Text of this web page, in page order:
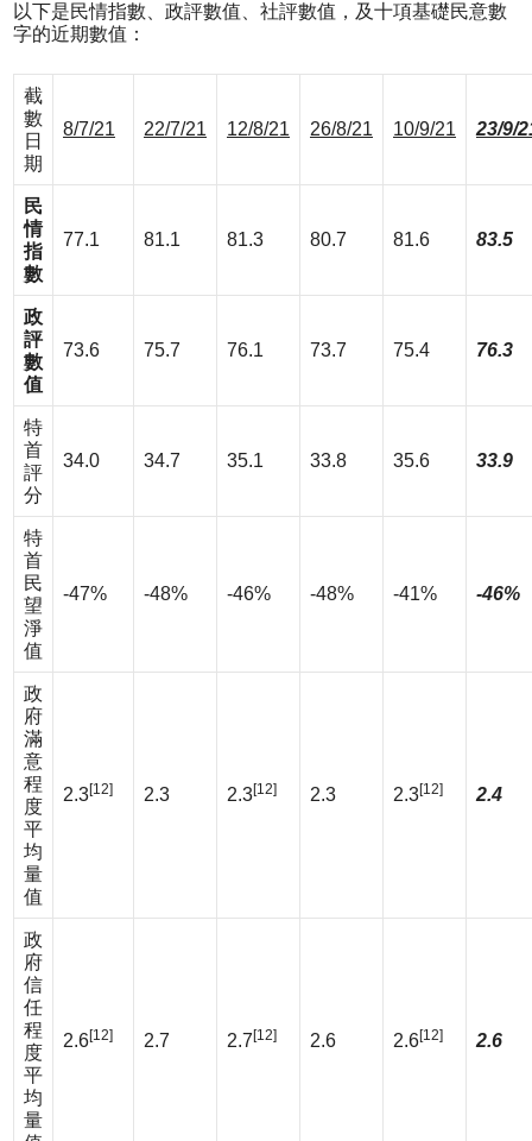
以下是民情指數、政評數值、社評數值，及十項基礎民意數
字的近期數值：
截
數
日
期
8/7/21 22/7/21 12/8/21 26/8/21 10/9/21 23/9/
民
情
指
數
77.1 81.1 81.3 80.7 81.6 83.5
政
評
數
值
73.6 75.7 76.1 73.7 75.4 76.3
特
首
評
分
34.0 34.7 35.1 33.8 35.6 33.9
特
首
民
望
淨
值
-47% -48% -46% -48% -41% -46%
政
府
滿
意
程
度
平
均
量
值
2.3[12] 2.3 2.3[12] 2.3 2.3[12] 2.4
政
府
信
任
程
度
平
均
量
2.6[12] 2.7 2.7 [12] 2.6 2.6[12] 2.6